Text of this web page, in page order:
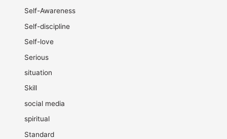
Self-Awareness
Self-discipline
Self-love
Serious
situation
Skill
social media
spiritual
Standard